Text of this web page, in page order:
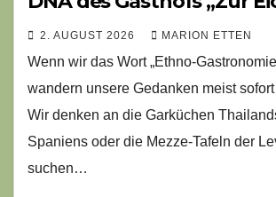
2. AUGUST 2026 MARION ETTEN
Wenn wir das Wort „Ethno-
wandern unsere Gedanken meist
Wir denken an die Garküchen
Spaniens oder die Mezze-Tafeln der
suchen…